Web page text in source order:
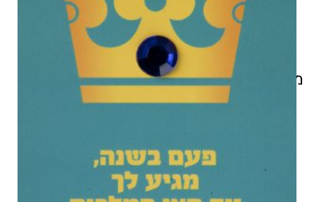
מוצרים קשורים